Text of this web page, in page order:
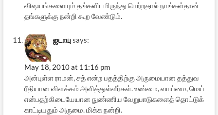
விஷயங்களையும் தங்களிடமிருந்து பெற்றதால் நாங்கள்தான்
தங்களுக்கு நன்றி கூற வேண்டும்.
ஜடாயுsays:
May 18, 2010 at 11:16 pm
அன்புள்ள ராமன், சத் என்ற பதத்திற்கு அருமையான தத்துவ
ரீதியான விளக்கம் அளித்துள்ளீர்கள். உண்மை, வாய்மை, மெய்
என்பதற்கிடையேயான நுண்ணிய வேறுபாடுகளைத் தொட்டுக்
காட்டியதும் அருமை. மிக்க நன்றி.